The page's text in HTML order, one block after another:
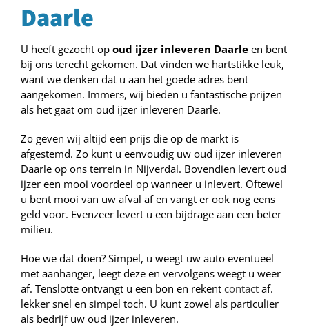
Daarle
U heeft gezocht op oud ijzer inleveren Daarleen bent
bij ons terecht gekomen. Dat vinden we hartstikke leuk,
want we denken dat u aan het goede adres bent
aangekomen. Immers, wij bieden u fantastische prijzen
als het gaat om oud ijzer inleveren Daarle.
Zo geven wij altijd een prijs die op de markt is
afgestemd. Zo kunt u eenvoudig uw oud ijzer inleveren
Daarle op ons terrein in Nijverdal. Bovendien levert oud
ijzer een mooi voordeel op wanneer u inlevert. Oftewel
u bent mooi van uw afval af en vangt er ook nog eens
geld voor. Evenzeer levert u een bijdrage aan een beter
milieu.
Hoe we dat doen? Simpel, u weegt uw auto eventueel
met aanhanger, leegt deze en vervolgens weegt u weer
af. Tenslotte ontvangt u een bon en rekent contactaf.
lekker snel en simpel toch. U kunt zowel als particulier
als bedrijf uw oud ijzer inleveren.